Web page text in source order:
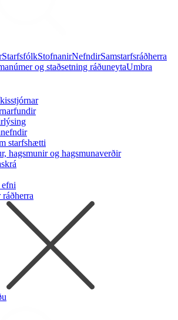
StarfsfólkStofnanirNefndirSamstarfsráðherra
og staðsetning ráðuneytaUmbra
starfshætti
hagsmunir og hagsmunaverðir
efni